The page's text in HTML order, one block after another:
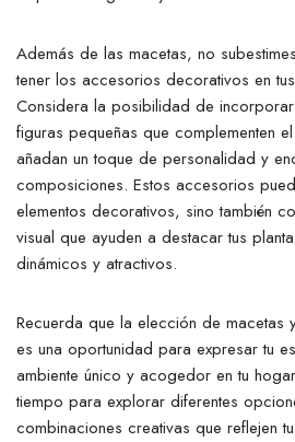
Además de las macetas, no
tener los accesorios decorativos en
Considera la posibilidad de
figuras pequeñas que complementen
añadan un toque de personalidad y
composiciones. Estos accesorios
elementos decorativos, sino también
visual que ayuden a destacar tus
dinámicos y atractivos.
Recuerda que la elección de
es una oportunidad para expresar tu
ambiente único y acogedor en tu
tiempo para explorar diferentes
combinaciones creativas que reflejen